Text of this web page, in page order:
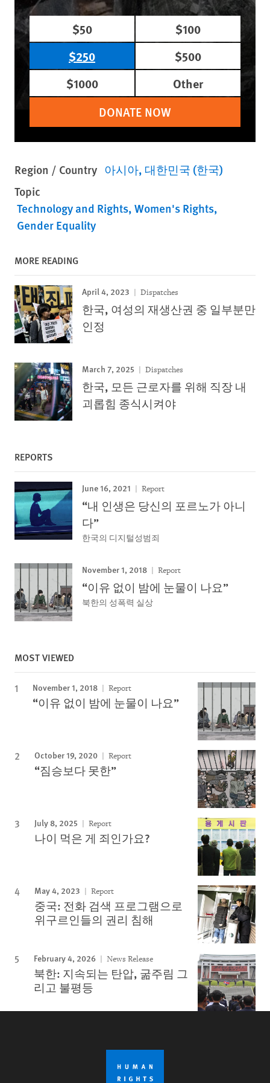
$50
$100
$250
$500
$1000
Other
DONATE NOW
Region / Country 아시아 대한민국 (한국)
Topic
Technology and Rights Women's Rights
Gender Equality
MORE READING
April 4, 2023 Dispatches
한국, 여성의 재생산권 중 일부분만
인정
March 7, 2025 Dispatches
한국, 모든 근로자를 위해 직장 내
괴롭힘 종식시켜야
REPORTS
June 16, 2021 Report
“내 인생은 당신의 포르노가 아니
다”
한국의 디지털성범죄
November 1, 2018 Report
“이유 없이 밤에 눈물이 나요”
북한의 성폭력 실상
MOST VIEWED
November 1, 2018 Report
“이유 없이 밤에 눈물이 나요”
October 19, 2020 Report
“짐승보다 못한”
July 8, 2025 Report
나이 먹은 게 죄인가요?
May 4, 2023 Report
중국: 전화 검색 프로그램으로
위구르인들의 권리 침해
February 4, 2026 News Release
북한: 지속되는 탄압, 굶주림 그
리고 불평등